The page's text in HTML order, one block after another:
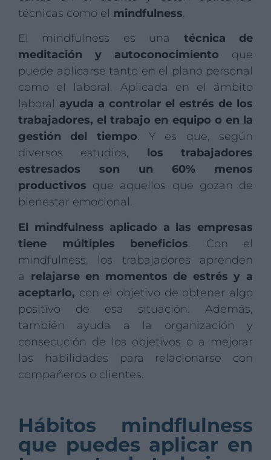
técnicas como el mindfulness.
El mindfulness es una técnica de
meditación y autoconocimiento que
puede aplicarse tanto en el plano personal
como el laboral. Aplicada en el ámbito
laboral ayuda a controlar el estrés de los
trabajadores, el trabajo en equipo o en la
gestión del tiempo. Y es que, según
diversos estudios, los trabajadores
estresados son un 60% menos
productivos que aquellos que gozan de
bienestar emocional.
El mindfulness aplicado a las empresas
tiene múltiples beneficios. Con el
mindfulness, los trabajadores aprenden
a relajarse en momentos de estrés y a
aceptarlo, con el objetivo de obtener algo
positivo de esa situación. Además,
también ayuda a la organización y
consecución de los objetivos o a mejorar
las habilidades para relacionarse con
compañeros o clientes.
Hábitos mindflulness
que puedes aplicar en